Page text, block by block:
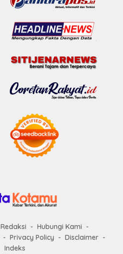
Redaksi
Hubungi Kami
Privacy Policy
Disclaimer
Indeks